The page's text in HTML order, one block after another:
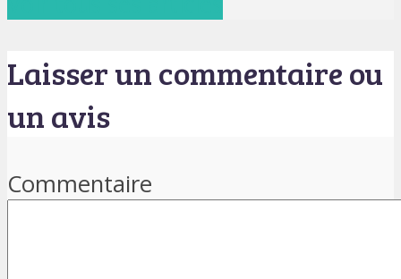
Laisser un commentaire ou
un avis
Commentaire